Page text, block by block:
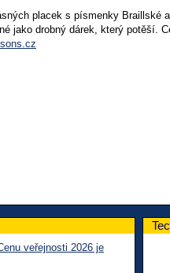
placek s písmenky Braillské
jako drobný dárek, který potěší.
veřejnosti 2026 je